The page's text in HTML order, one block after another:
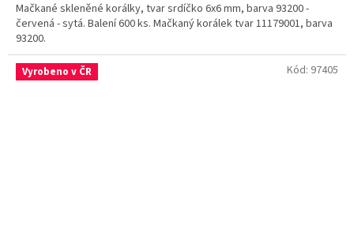
Mačkané skleněné korálky, tvar srdíčko 6x6 mm, barva 93200 -
červená - sytá. Balení 600 ks. Mačkaný korálek tvar 11179001, barva
93200.
Vyrobeno v ČR Kód: 97405